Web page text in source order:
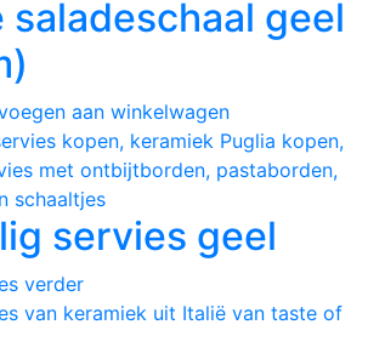
saladeschaal geel
aan winkelwagen
servies geel
verder